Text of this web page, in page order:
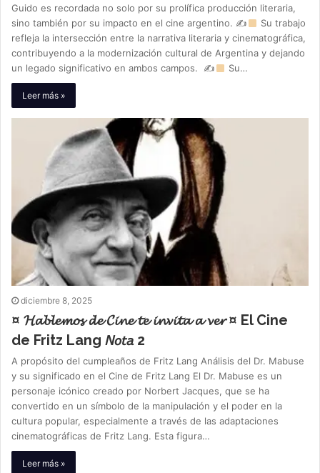
Guido es recordada no solo por su prolífica producción literaria,
sino también por su impacto en el cine argentino. ✍
Su trabajo
refleja la intersección entre la narrativa literaria y cinematográfica,
contribuyendo a la modernización cultural de Argentina y dejando
un legado significativo en ambos campos. ✍
Su…
Leer más »
diciembre 8, 2025
¤ 𝓗𝓪𝓫𝓵𝓮𝓶𝓸𝓼 𝓭𝓮 𝓒𝓲𝓷𝓮 𝓽𝓮 𝓲𝓷𝓿𝓲𝓽𝓪 𝓪 𝓿𝓮𝓻 ¤ El Cine
de Fritz Lang 𝘕𝘰𝘵𝘢 2
A propósito del cumpleaños de Fritz Lang Análisis del Dr. Mabuse
y su significado en el Cine de Fritz Lang El Dr. Mabuse es un
personaje icónico creado por Norbert Jacques, que se ha
convertido en un símbolo de la manipulación y el poder en la
cultura popular, especialmente a través de las adaptaciones
cinematográficas de Fritz Lang. Esta figura…
Leer más »